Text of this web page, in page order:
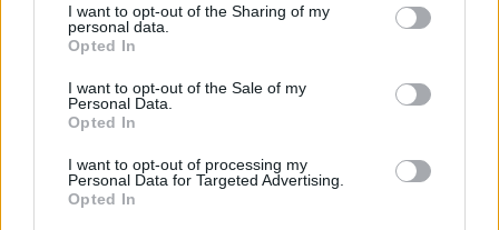
not limited to your visit or usage behaviour. You may click to
grant or deny consent to Google and its third-party tags to
use your data for below specified purposes in below Google
consent section.
I want to opt-out of the Sharing of my
personal data.
Opted In
I want to opt-out of the Sale of my
Personal Data.
Opted In
I want to opt-out of processing my
Personal Data for Targeted Advertising.
Opted In
07/08/2026
«Αντίο» με ήττα για τις διεθνείς μας στο τουρνουά του
Το πάλεψε μέχρι τέλους η Εθνική γυναικών κόντρα
στην Ιταλία Β’